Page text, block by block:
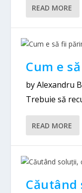
READ MORE
Cum e
byAlexandru
Trebuie să
READ MORE
Căutând